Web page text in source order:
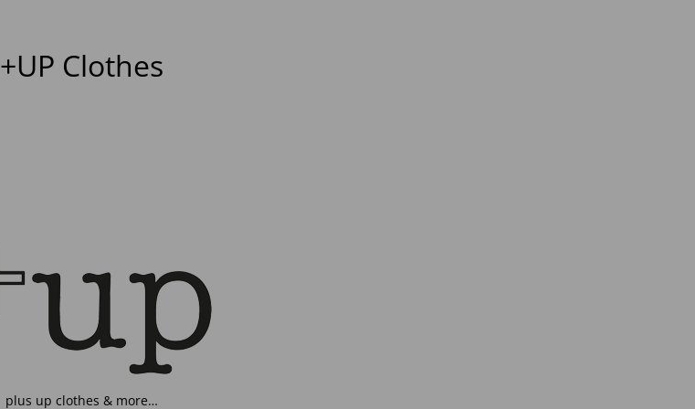
+UP Clothes
plus up clothes & more…